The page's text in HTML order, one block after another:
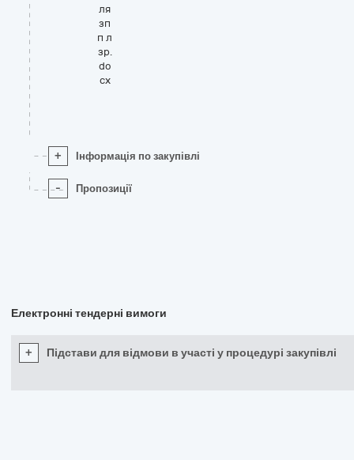
ля
зп
п л
зр.
do
cx
+ Інформація по закупівлі
- Пропозиції
Електронні тендерні вимоги
+ Підстави для відмови в участі у процедурі закупівлі